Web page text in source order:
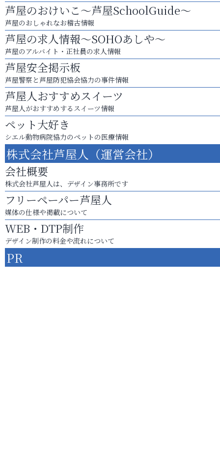
芦屋のおけいこ～芦屋SchoolGuide～
芦屋のおしゃれなお稽古情報
芦屋の求人情報～SOHOあしや～
芦屋のアルバイト・正社員の求人情報
芦屋安全掲示板
芦屋警察と芦屋防犯協会協力の事件情報
芦屋人おすすめスイーツ
芦屋人がおすすめするスイーツ情報
ペット大好き
シエル動物病院協力のペットの医療情報
株式会社芦屋人（運営会社）
会社概要
株式会社芦屋人は、デザイン事務所です
フリーペーパー芦屋人
媒体の仕様や掲載について
WEB・DTP制作
デザイン制作の料金や流れについて
PR